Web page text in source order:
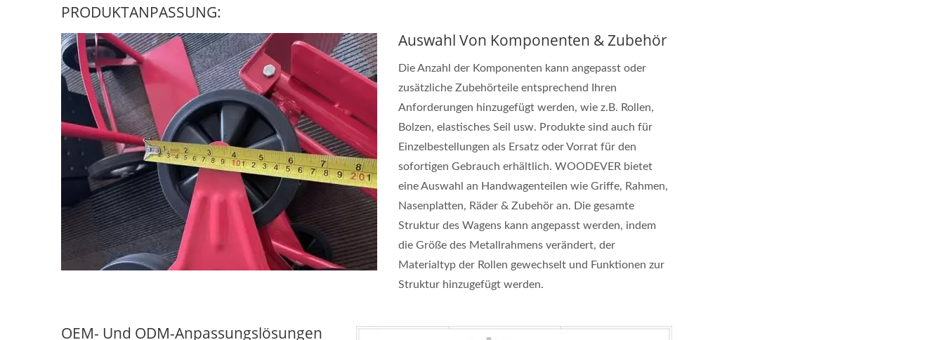
PRODUKTANPASSUNG:
Auswahl Von Komponenten & Zubehör
Die Anzahl der Komponenten kann angepasst oder
zusätzliche Zubehörteile entsprechend Ihren
Anforderungen hinzugefügt werden, wie z.B. Rollen,
Bolzen, elastisches Seil usw. Produkte sind auch für
Einzelbestellungen als Ersatz oder Vorrat für den
sofortigen Gebrauch erhältlich. WOODEVER bietet
eine Auswahl an Handwagenteilen wie Griffe, Rahmen,
Nasenplatten, Räder & Zubehör an. Die gesamte
Struktur des Wagens kann angepasst werden, indem
die Größe des Metallrahmens verändert, der
Materialtyp der Rollen gewechselt und Funktionen zur
Struktur hinzugefügt werden.
OEM- Und ODM-Anpassungslösungen